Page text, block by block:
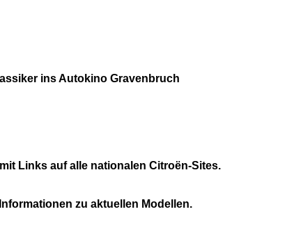
ins Autokino Gravenbruch
Links auf alle nationalen Citroën-Sites.
zu aktuellen Modellen.